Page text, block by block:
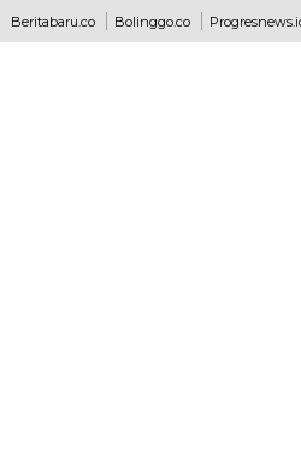
Beritabaru.co Bolinggo.co